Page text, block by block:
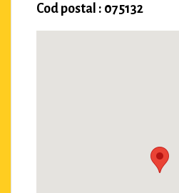
Cod postal : 075132